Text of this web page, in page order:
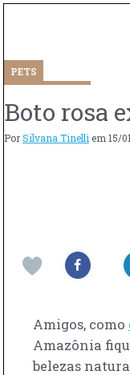
PETS
Boto rosa
PorSilvana Tinelli em 15/
Amigos, como
Amazônia
belezas